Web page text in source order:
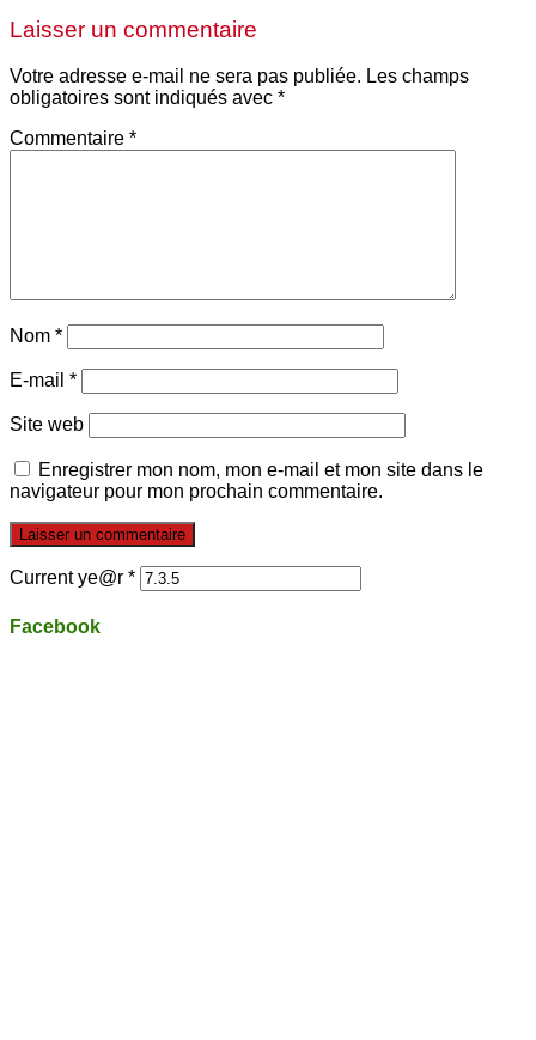
Laisser un commentaire
Votre adresse e-mail ne sera pas publiée. Les champs
obligatoires sont indiqués avec *
Commentaire *
Nom *
E-mail *
Site web
Enregistrer mon nom, mon e-mail et mon site dans le
navigateur pour mon prochain commentaire.
Current ye@r *
Facebook